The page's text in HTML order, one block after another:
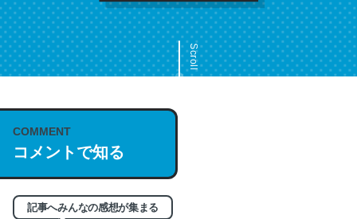
Scroll
COMMENT
コメントで知る
記事へみんなの感想が集まる
これは名文。彼はとてもクレバーなんだろうなと凄く思
う。英語少しでも読める人は原文もお勧め。自分はこの流
─今のこの状況が信じられるかい？ by ラーズ・ヌートバー